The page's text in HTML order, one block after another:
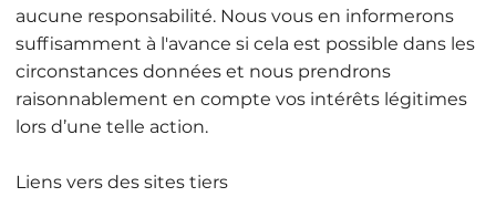
aucune responsabilité. Nous vous en informerons
suffisamment à l'avance si cela est possible dans les
circonstances données et nous prendrons
raisonnablement en compte vos intérêts légitimes
lors d’une telle action.
Liens vers des sites tiers